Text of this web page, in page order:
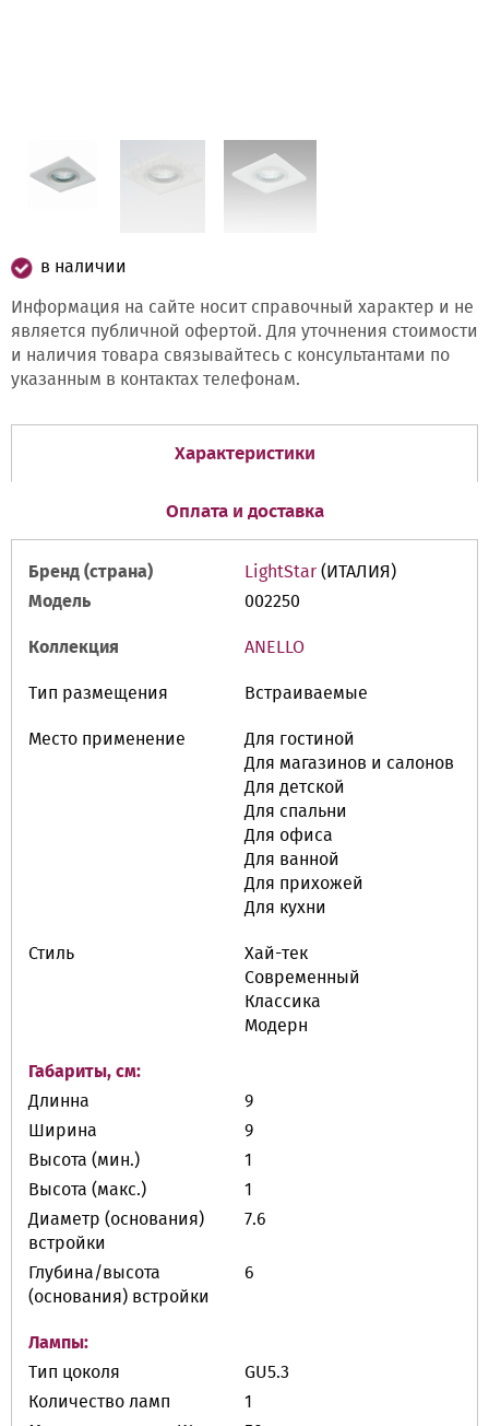
в наличии
Информация на сайте носит справочный характер и не
является публичной офертой. Для уточнения стоимости
и наличия товара связывайтесь с консультантами по
указанным в контактах телефонам.
Характеристики
Оплата и доставка
Бренд (страна) LightStar (ИТАЛИЯ)
Модель
002250
Коллекция ANELLO
Тип размещения Встраиваемые
Место применение
Для гостиной
Для магазинов и салонов
Для детской
Для спальни
Для офиса
Для ванной
Для прихожей
Для кухни
Стиль
Хай-тек
Современный
Классика
Модерн
Габариты, см:
Длинна
9
Ширина
9
Высота (мин.)
1
Высота (макс.)
1
Диаметр (основания)
встройки
7.6
Глубина/высота
(основания) встройки
6
Лампы:
Тип цоколя
GU5.3
Количество ламп
1